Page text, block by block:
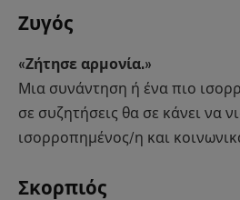
Ζυγός
«Ζήτησε αρμονία.»
Μια συνάντηση ή ένα πιο
σε συζητήσεις θα σε κάνει να
ισορροπημένος/η και
Σκορπιός